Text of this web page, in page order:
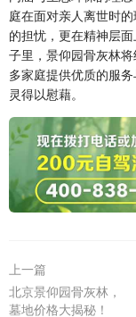
庭在面对亲人离世时
的担忧，更在精神层
子里，景仰园骨灰林
多家庭提供优质的服
灵得以慰藉。
上一篇
北京景仰园骨灰林，
墓地价格大揭秘！